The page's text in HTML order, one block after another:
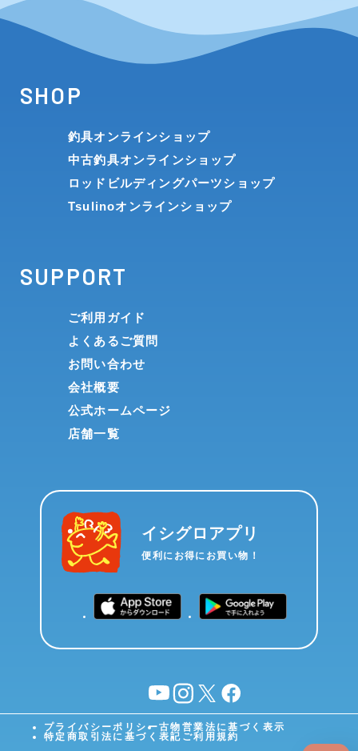
SHOP
釣具オンラインショップ
中古釣具オンラインショップ
ロッドビルディングパーツショップ
Tsulinoオンラインショップ
SUPPORT
ご利用ガイド
よくあるご質問
お問い合わせ
会社概要
公式ホームページ
店舗一覧
イシグロアプリ
便利にお得にお買い物！
YouTubeinstagram
X facebook
プライバシーポリシー古物営業法に基づく表示
特定商取引法に基づく表記 ご利用規約